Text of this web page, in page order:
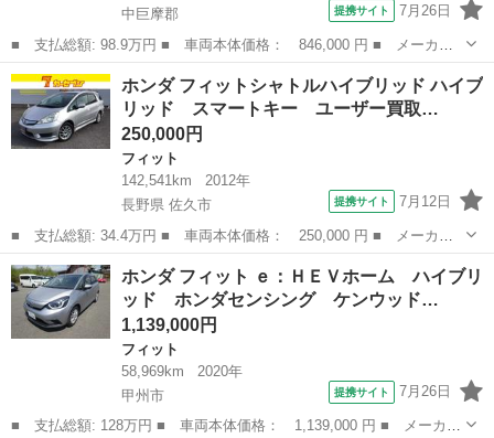
中巨摩郡
提携サイト 7月26日
■ 支払総額: 98.9万円 ■ 車両本体価格： 846,000 円 ■ メーカー
名： ホンダ ■ 車種名： フィットシャトルハイブリッド ■ グレ
ード名： ハイブリッド・スマートセレクション ファインライン
オートクルー...
山梨 中巨摩郡 フィット
ホンダ フィットシャトルハイブリッド ハイブ
リッド スマートキー ユーザー買取…
250,000円
フィット
142,541km
2012年
長野県 佐久市
提携サイト 7月12日
■ 支払総額: 34.4万円 ■ 車両本体価格： 250,000 円 ■ メーカー
名： ホンダ ■ 車種名： フィットシャトルハイブリッド ■ グレ
ード名： ハイブリッド スマートキー ユーザー買取 社外アル
ミ 夏タイヤ ...
長野 佐久市 フィット
ホンダ フィット ｅ：ＨＥＶホーム ハイブリ
ッド ホンダセンシング ケンウッド…
1,139,000円
フィット
58,969km
2020年
甲州市
提携サイト 7月26日
■ 支払総額: 128万円 ■ 車両本体価格： 1,139,000 円 ■ メーカー